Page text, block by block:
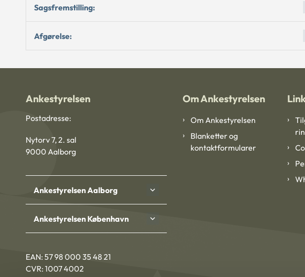
Sagsfremstilling:
Afgørelse:
Ankestyrelsen
Postadresse:
Nytorv 7, 2. sal
9000 Aalborg
Ankestyrelsen Aalborg
Ankestyrelsen København
EAN: 57 98 000 35 48 21
CVR: 1007 4002
Om Ankestyrelsen
Om Ankestyrelsen
Blanketter og
kontaktformularer